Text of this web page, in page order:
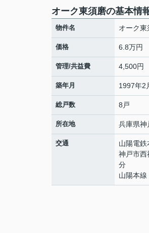
オーク東須磨の基本情
物件名 オーク東
価格 6.8万円
管理/共益費 4,500円
築年月 1997年2
総戸数 8戸
所在地 兵庫県神
交通 山陽電鉄
神戸市西
分
山陽本線